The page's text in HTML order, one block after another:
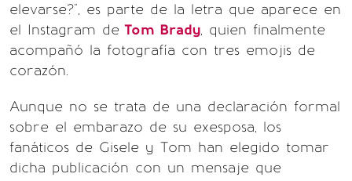
elevarse?", es parte de la letra que aparece en
el Instagram de Tom Brady, quien finalmente
acompañó la fotografía con tres emojis de
corazón.
Aunque no se trata de una declaración formal
sobre el embarazo de su exesposa, los
fanáticos de Gisele y Tom han elegido tomar
dicha publicación con un mensaje que